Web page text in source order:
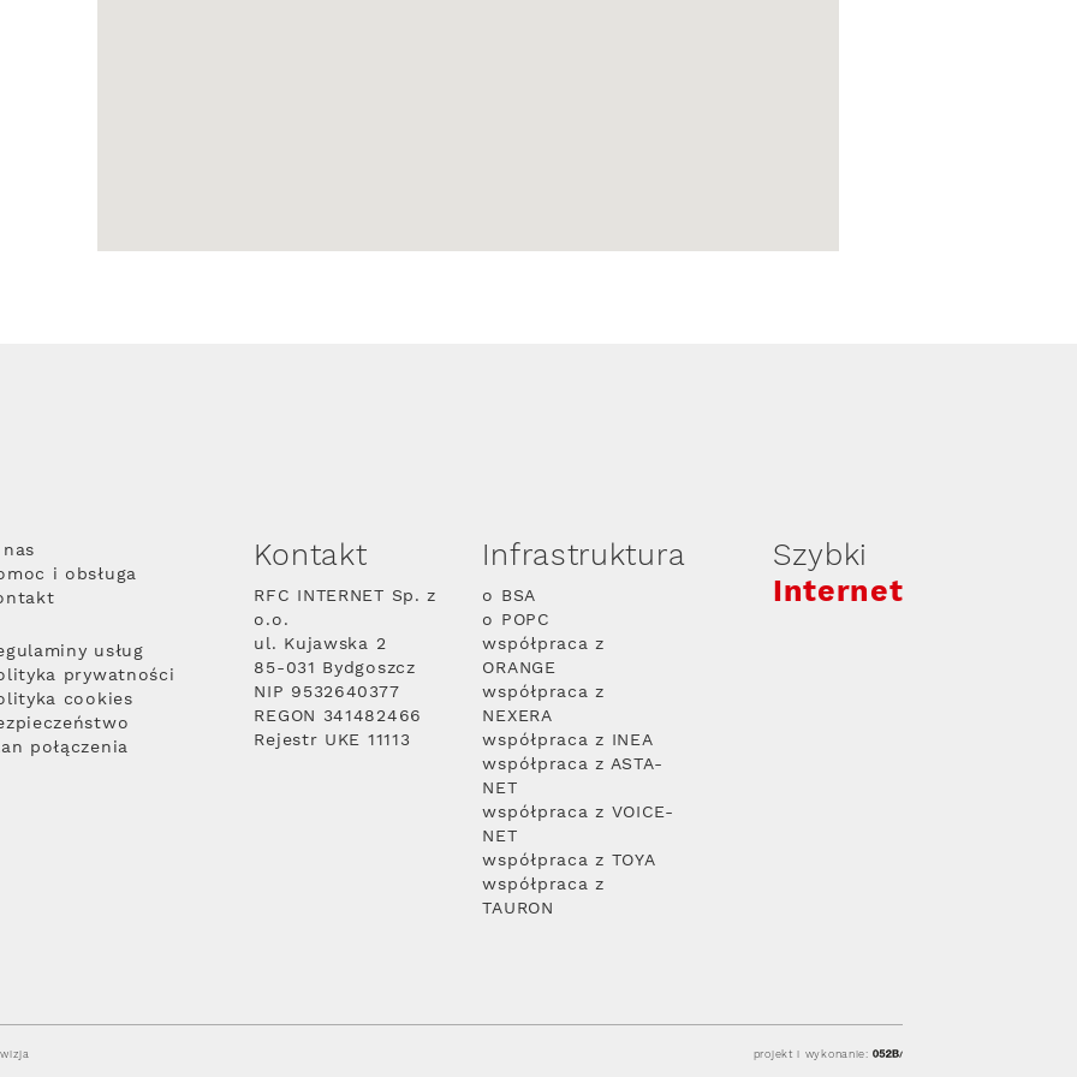
i obsługa
usług
prywatności
cookies
połączenia
Kontakt
RFC INTERNET Sp. z
o.o.
ul. Kujawska 2
85-031 Bydgoszcz
NIP 9532640377
REGON 341482466
Rejestr UKE 11113
Infrastruktura
o BSA
o POPC
współpraca z
ORANGE
współpraca z
NEXERA
współpraca z INEA
współpraca z ASTA-
NET
współpraca z VOICE-
NET
współpraca z TOYA
współpraca z
TAURON
Szybki
Internet
projekt i wykonanie: